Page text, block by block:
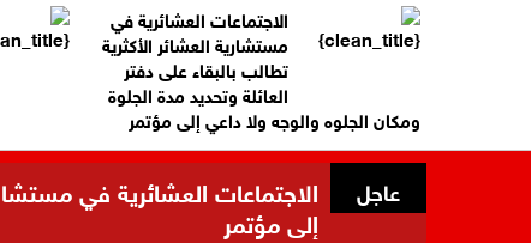
الاجتماعات العشائرية في
مستشارية العشائر الأكثرية
تطالب بالبقاء على دفتر
العائلة وتحديد مدة الجلوة
ومكان الجلوه والوجه ولا داعي إلى مؤتمر
عاجل الاجتماعات العشائرية في
إلى مؤتمر